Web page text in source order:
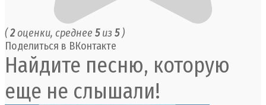
(2оценки, среднее 5из 5)
Поделиться в ВКонтакте
Найдите песню, которую
еще не слышали!